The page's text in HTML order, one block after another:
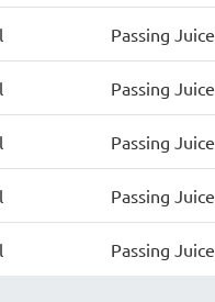
Passing Juice
Passing Juice
Passing Juice
Passing Juice
Passing Juice